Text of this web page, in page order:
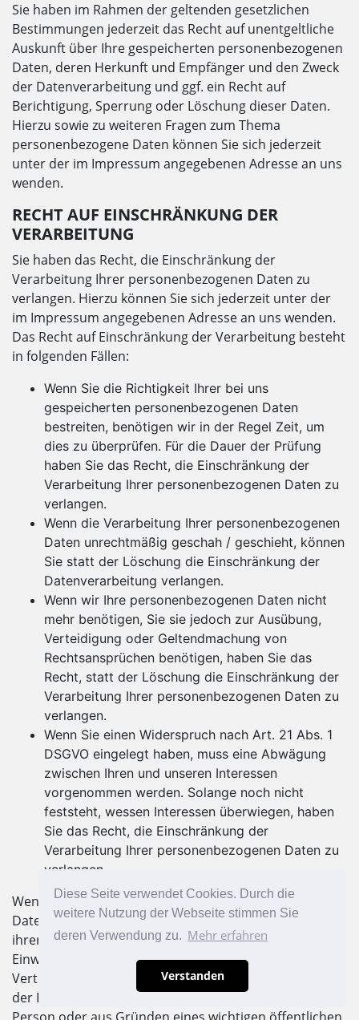
Diese Seite verwendet Cookies. Durch die
weitere Nutzung der Webseite stimmen Sie
deren Verwendung zu. Mehr erfahren
Verstanden
Sie haben im Rahmen der geltenden gesetzlichen
Bestimmungen jederzeit das Recht auf unentgeltliche
Auskunft über Ihre gespeicherten personenbezogenen
Daten, deren Herkunft und Empfänger und den Zweck
der Datenverarbeitung und ggf. ein Recht auf
Berichtigung, Sperrung oder Löschung dieser Daten.
Hierzu sowie zu weiteren Fragen zum Thema
personenbezogene Daten können Sie sich jederzeit
unter der im Impressum angegebenen Adresse an uns
wenden.
RECHT AUF EINSCHRÄNKUNG DER
VERARBEITUNG
Sie haben das Recht, die Einschränkung der
Verarbeitung Ihrer personenbezogenen Daten zu
verlangen. Hierzu können Sie sich jederzeit unter der
im Impressum angegebenen Adresse an uns wenden.
Das Recht auf Einschränkung der Verarbeitung besteht
in folgenden Fällen:
Wenn Sie die Richtigkeit Ihrer bei uns
gespeicherten personenbezogenen Daten
bestreiten, benötigen wir in der Regel Zeit, um
dies zu überprüfen. Für die Dauer der Prüfung
haben Sie das Recht, die Einschränkung der
Verarbeitung Ihrer personenbezogenen Daten zu
verlangen.
Wenn die Verarbeitung Ihrer personenbezogenen
Daten unrechtmäßig geschah / geschieht, können
Sie statt der Löschung die Einschränkung der
Datenverarbeitung verlangen.
Wenn wir Ihre personenbezogenen Daten nicht
mehr benötigen, Sie sie jedoch zur Ausübung,
Verteidigung oder Geltendmachung von
Rechtsansprüchen benötigen, haben Sie das
Recht, statt der Löschung die Einschränkung der
Verarbeitung Ihrer personenbezogenen Daten zu
verlangen.
Wenn Sie einen Widerspruch nach Art. 21 Abs. 1
DSGVO eingelegt haben, muss eine Abwägung
zwischen Ihren und unseren Interessen
vorgenommen werden. Solange noch nicht
feststeht, wessen Interessen überwiegen, haben
Sie das Recht, die Einschränkung der
Verarbeitung Ihrer personenbezogenen Daten zu
verlangen.
Wenn Sie die Verarbeitung Ihrer personenbezogenen
Daten eingeschränkt haben, dürfen diese Daten – von
ihrer Speicherung abgesehen – nur mit Ihrer
Einwilligung oder zur Geltendmachung, Ausübung oder
Verteidigung von Rechtsansprüchen oder zum Schutz
der Rechte einer anderen natürlichen oder juristischen